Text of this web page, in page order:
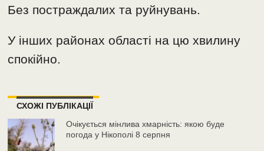
Без постраждалих та руйнувань.
У інших районах області на цю хвилину
спокійно.
СХОЖІ ПУБЛІКАЦІЇ
Очікується мінлива хмарність: якою буде
погода у Нікополі 8 серпня